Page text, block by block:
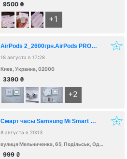
9500 ₴
+1
AirPods 2_2600грн.AirPods PRO_3390грн
18 августа в 17:28
Киев, Украина, 02000
3390 ₴
+2
Смарт часы Samsung Mi Smart Band 5
8 августа в 20:13
вулиця Мельниченка, 65, Подільськ, Одеська область, Украина, 66300
999 ₴